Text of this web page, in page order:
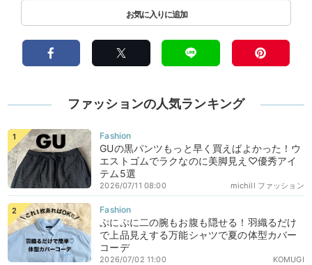
ファッションの人気ランキング
GUの黒パンツもっと早く買えばよかった！ウ
エストゴムでラクなのに美脚見え♡優秀アイ
テム5選
michill ファッション
2026/07/11 08:00
ぷにぷに二の腕もお腹も隠せる！羽織るだけ
で上品見えする万能シャツで夏の体型カバー
コーデ
KOMUGI
2026/07/02 11:00